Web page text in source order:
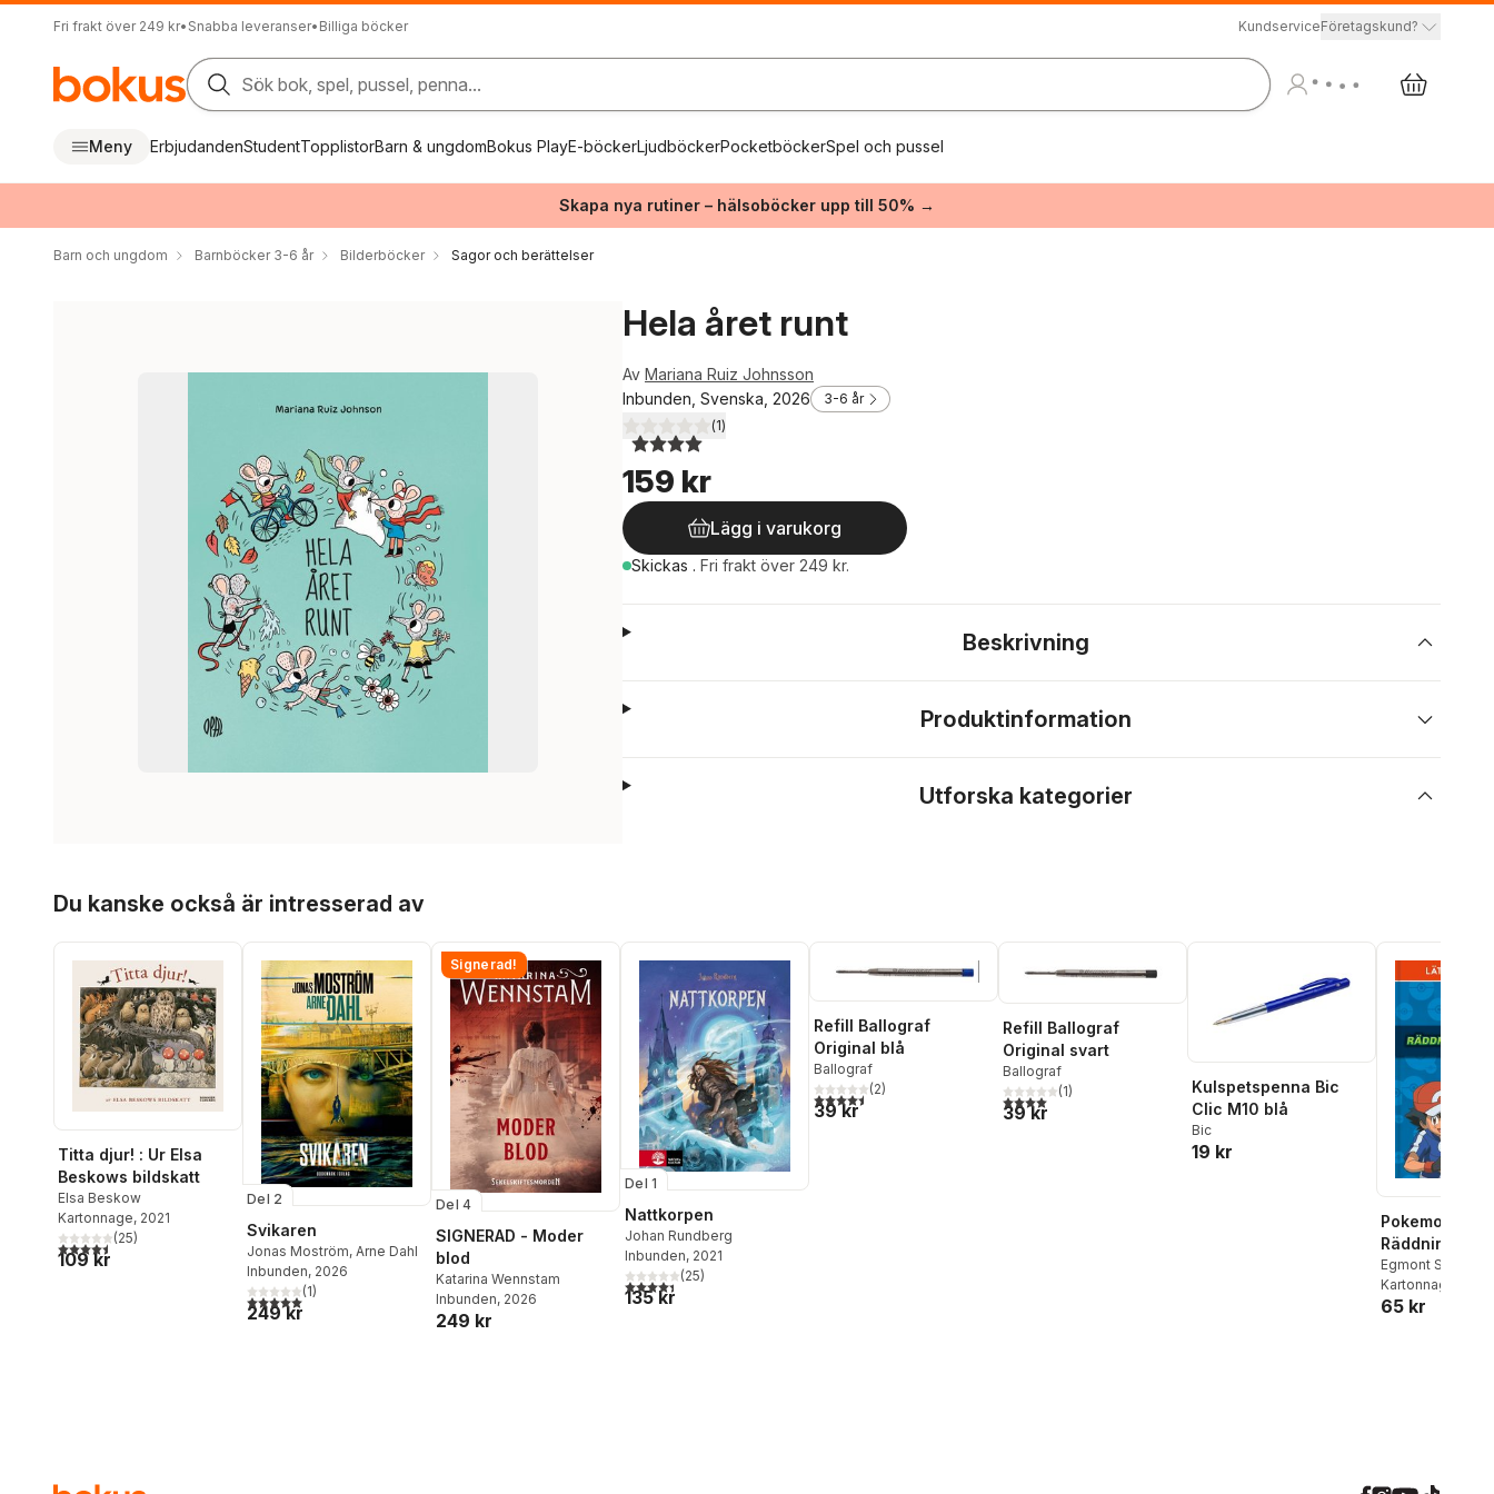
Fri frakt över 249 kr• Snabba leveranser• Billiga böcker KundserviceFöretagskund?
Sök bok, spel, pussel, penna...
Meny ErbjudandenStudentTopplistorBarn & ungdomBokus PlayE-böckerLjudböckerPocketböckerSpel och pussel
Skapa nya rutiner – hälsoböcker upp till 50% →
Barn och ungdom Barnböcker 3-6 år Bilderböcker Sagor och berättelser
Hela året runt
Av Mariana Ruiz Johnsson
Inbunden, Svenska, 2026
3-6 år
4,0utav 5 stjärnor. Totalt antal röster:
(1)
159 kr
Lägg i varukorg
Skickas . Fri frakt över 249 kr.
Beskrivning
Produktinformation
Utforska kategorier
Du kanske också är intresserad av
Titta djur! : Ur Elsa
Beskows bildskatt
Elsa Beskow
Kartonnage, 2021
4,5utav 5 stjärnor. Totalt antal röster:
(25)
109 kr
Del 2
Svikaren
Jonas Moström, Arne Dahl
Inbunden, 2026
5,0utav 5 stjärnor. Totalt antal röster:
(1)
249 kr
Signerad!
Del 4
SIGNERAD - Moder
blod
Katarina Wennstam
Inbunden, 2026
249 kr
Del 1
Nattkorpen
Johan Rundberg
Inbunden, 2021
4,4utav 5 stjärnor. Totalt antal röster:
(25)
135 kr
Refill Ballograf
Original blå
Ballograf
4,5utav 5 stjärnor. Totalt antal röster:
(2)
39 kr
Refill Ballograf
Original svart
Ballograf
4,0utav 5 stjärnor. Totalt antal röster:
(1)
39 kr
Kulspetspenna Bic
Clic M10 blå
Bic
19 kr
Pokemon.
Egmont Story
Kartonnage
65 kr